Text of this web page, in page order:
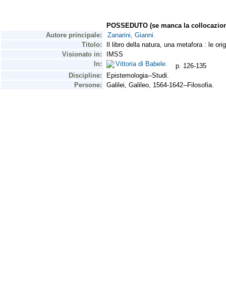
POSSEDUTO (se manca la
Autore principale:
Zanarini, Gianni.
Titolo:
Il libro della natura, una metafora : le
Visionato in:
IMSS
In:
Vittoria di Babele.
p. 126-135
Discipline:
Epistemologia--Studi.
Persone:
Galilei, Galileo, 1564-1642--Filosofia.